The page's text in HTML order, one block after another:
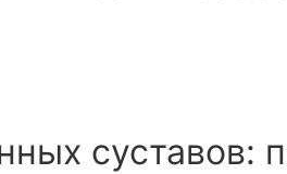
суставов: